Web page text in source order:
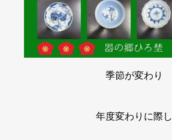
季節が変わり
年度変わりに際し